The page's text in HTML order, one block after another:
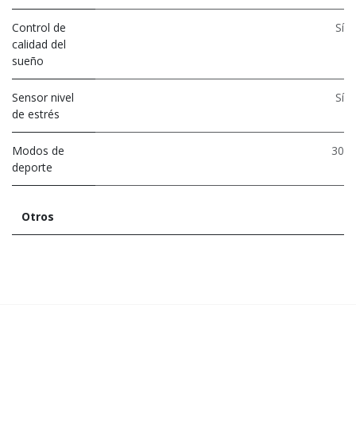
Control de
calidad del
sueño
Sí
Sensor nivel
de estrés
Sí
Modos de
deporte
30
Otros